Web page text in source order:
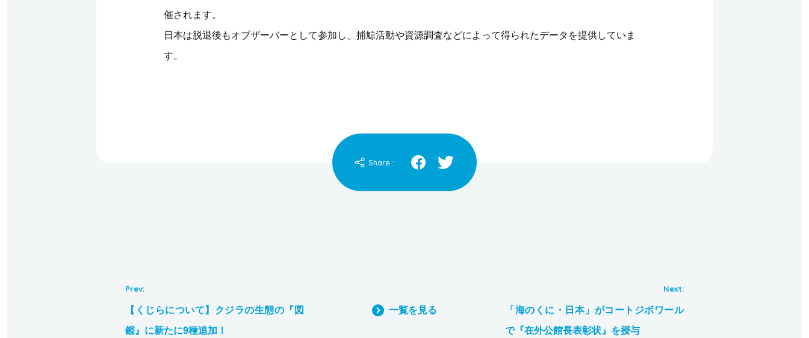
催されます。
日本は脱退後もオブザーバーとして参加し、捕鯨活動や資源調査などによって得られたデータを提供していま
す。
Share :
一覧を見る
【くじらについて】クジラの生態の『図
鑑』に新たに9種追加！
「海のくに・日本」がコートジボワール
で『在外公館長表彰状』を授与